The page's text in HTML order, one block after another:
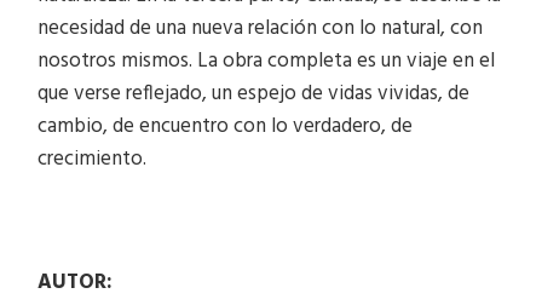
necesidad de una nueva relación con lo natural, con
nosotros mismos. La obra completa es un viaje en el
que verse reflejado, un espejo de vidas vividas, de
cambio, de encuentro con lo verdadero, de
crecimiento.
AUTOR: